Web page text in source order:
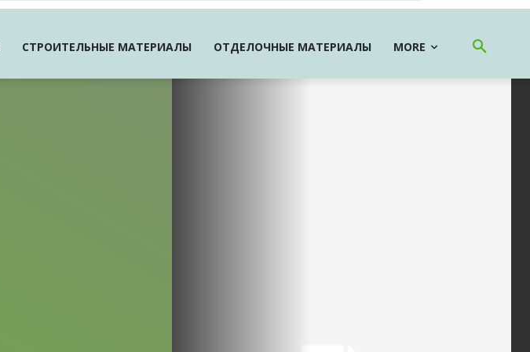
СТРОИТЕЛЬНЫЕ МАТЕРИАЛЫ ОТДЕЛОЧНЫЕ МАТЕРИАЛЫ MORE